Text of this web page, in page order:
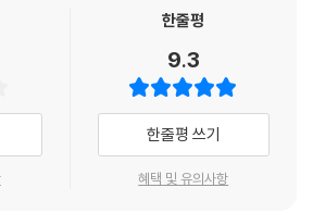
배운 것이라고는 아직 아무것도 없습니다. 단
것은(그렇습니다, 잘 아시다시피 나는 인생 만
자신 안에 페스트를 가지고 있다는 건데, 왜
상 어느 누구도 그것으로부터 무사하지 않으
이에 다른 사람 낯짝에 대고 숨을 내뱉어서 그
만들지 않으려면 늘 자기 자신을 제대로 단속해
연스러운 것이 바로 병균이기 때문입니다. 그
끊임없이 다뤘다. 그가 다섯 번째 발표한 작
한 책이다. 작가는 페스트의 가공할 위력을 조
러들여 오랑 시민들의 모습을 아주 담담한 문
번 못해 보고 맥없이 목숨을 내주는 사람들이
도 당황하지 않고 어떻게든 질서를 찾으려 노
내린 심판의 결과물이며 인간으로서 응당 받
한줄평
9.3
한줄평 쓰기
혜택 및 유의사항